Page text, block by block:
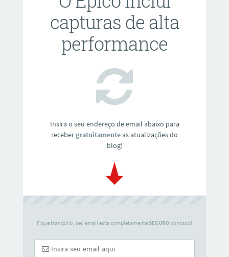
capturas de alta
performance
Insira o seu endereço de email abaixo para
recebergratuitamenteas atualizações do
blog!
Fique tranquilo, seu email está completamente SEGURO conosco!